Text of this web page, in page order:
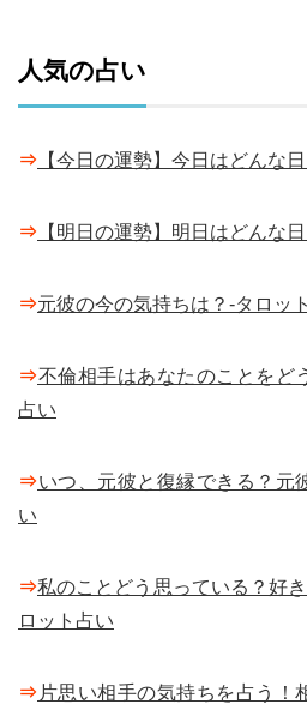
人気の占い
⇒ 【今日の運勢】今日はどんな
⇒ 【明日の運勢】明日はどんな
⇒元彼の今の気持ちは？-タロッ
⇒不倫相手はあなたのことをど
占い
⇒いつ、元彼と復縁できる？元
い
⇒私のことどう思っている？好
ロット占い
⇒ 片思い相手の気持ちを占う！